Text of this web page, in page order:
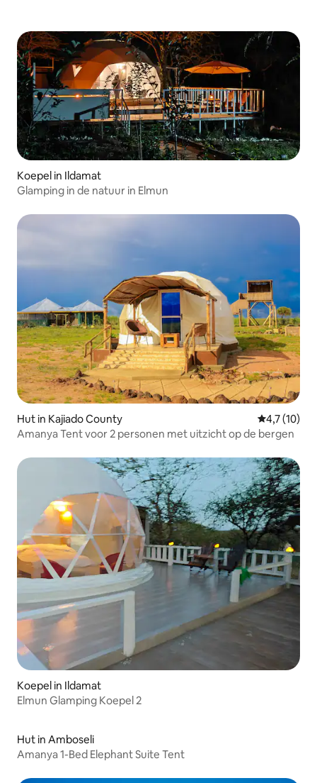
Koepel in Ildamat
Glamping in de natuur in Elmun
Hut in Kajiado County
4,7 (10)
Amanya Tent voor 2 personen met uitzicht op de bergen
Koepel in Ildamat
Elmun Glamping Koepel 2
Hut in Amboseli
Amanya 1-Bed Elephant Suite Tent